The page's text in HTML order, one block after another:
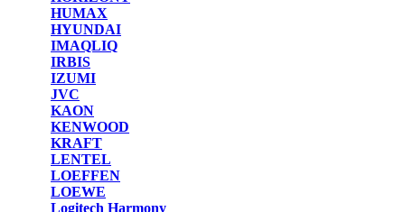
HUMAX
HYUNDAI
IMAQLIQ
IRBIS
IZUMI
JVC
KAON
KENWOOD
KRAFT
LENTEL
LOEFFEN
LOEWE
Logitech Harmony